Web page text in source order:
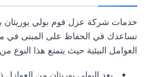
خدمات شركة عزل فوم بولي يوريثان
تساعدك في الحفاظ على المبنى في
العوامل البيئية حيث يتمتع هذا النوع
يعد البولي يوريثان من العوازل